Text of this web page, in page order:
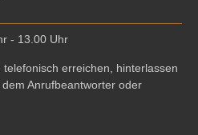
- 13.00 Uhr
erreichen, hinterlassen
Anrufbeantworter oder